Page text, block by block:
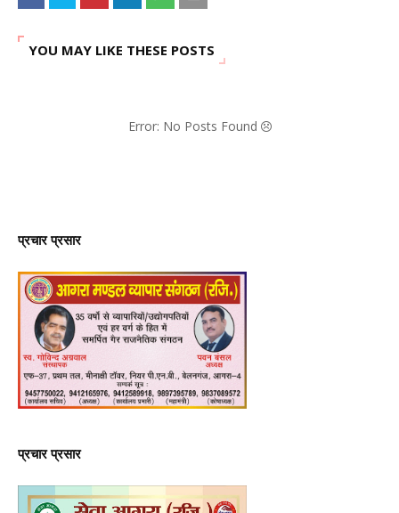
YOU MAY LIKE THESE POSTS
Error: No Posts Found
प्रचार प्रसार
प्रचार प्रसार